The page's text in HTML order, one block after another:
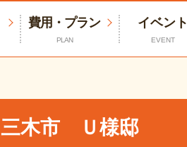
費用・プラン
PLAN
イベント
EVENT
三木市 Ｕ様邸